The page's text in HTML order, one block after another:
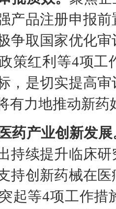
产品注册申报
争取国家优化
策红利等4项
，是切实提高
有力地推动新药
药产业创新发展
持续提升临床
持创新药械在
起等4项工作